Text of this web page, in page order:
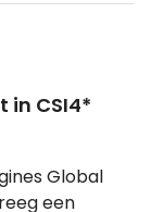
in CSI4*
Global
een